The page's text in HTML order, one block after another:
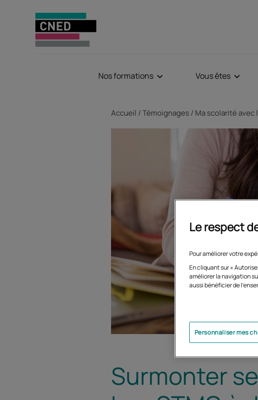
Nos formations Vous êtes
Accueil Témoignages Ma scolarité avec
Surmonter
Le respect
Pour améliorer votre
En cliquant sur «
améliorer la navigation
aussi bénéficier de
Personnaliser mes